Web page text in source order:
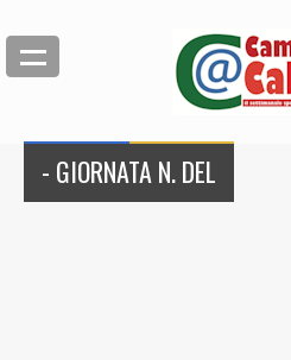
- GIORNATA N. DEL